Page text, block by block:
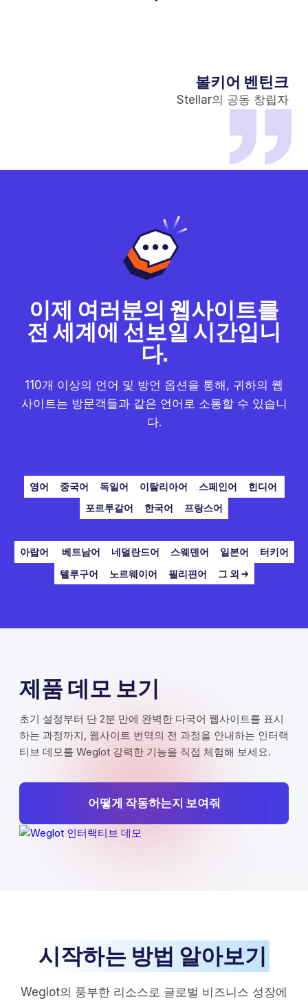
볼키어 벤틴크
Stellar의 공동 창립자
이제 여러분의 웹사이트를
전 세계에 선보일 시간입니
다.
110개 이상의 언어 및 방언 옵션을 통해, 귀하의 웹
사이트는 방문객들과 같은 언어로 소통할 수 있습니
다.
영어 중국어 독일어 이탈리아어 스페인어
힌디어
포르투갈어
한국어 프랑스어
아랍어 베트남어 네덜란드어 스웨덴어 일본어
터키어
텔루구어
노르웨이어 필리핀어 그 외 →
제품 데모 보기
초기 설정부터 단 2분 만에 완벽한 다국어 웹사이트를 표시
하는 과정까지, 웹사이트 번역의 전 과정을 안내하는 인터랙
티브 데모를 Weglot 강력한 기능을 직접 체험해 보세요.
어떻게 작동하는지 보여줘
시작하는 방법 알아보기
Weglot의 풍부한 리소스로 글로벌 비즈니스 성장에